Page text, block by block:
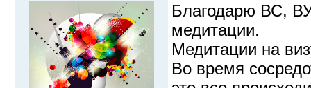
Благодарю ВС,
медитации.
Медитации на
Во время